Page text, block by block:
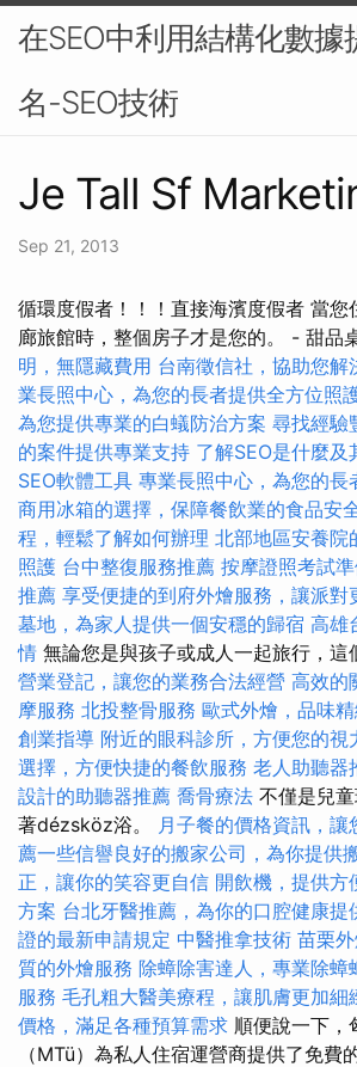
在SEO中利用結構化數據
名-SEO技術
Je Tall Sf
Sep 21, 2013
循環度假者！！！直接海濱度假者 當
廊旅館時，整個房子才是您的。 - 甜品
明，無隱藏費用 台南徵信社，協助您解
業長照中心，為您的長者提供全方位照
為您提供專業的白蟻防治方案 尋找經驗
的案件提供專業支持 了解SEO是什麼及
SEO軟體工具 專業長照中心，為您的長
商用冰箱的選擇，保障餐飲業的食品安
程，輕鬆了解如何辦理 北部地區安養院
照護 台中整復服務推薦 按摩證照考試
推薦 享受便捷的到府外燴服務，讓派對
墓地，為家人提供一個安穩的歸宿 高雄
情 無論您是與孩子或成人一起旅行，這
營業登記，讓您的業務合法經營 高效的
摩服務 北投整骨服務 歐式外燴，品味
創業指導 附近的眼科診所，方便您的視
選擇，方便快捷的餐飲服務 老人助聽器
設計的助聽器推薦 喬骨療法 不僅是兒
著dézsköz浴。 月子餐的價格資訊，讓
薦一些信譽良好的搬家公司，為你提供
正，讓你的笑容更自信 開飲機，提供方
方案 台北牙醫推薦，為你的口腔健康提
證的最新申請規定 中醫推拿技術 苗栗
質的外燴服務 除蟑除害達人，專業除蟑
服務 毛孔粗大醫美療程，讓肌膚更加細
價格，滿足各種預算需求 順便說一下，
（MTü）為私人住宿運營商提供了免費